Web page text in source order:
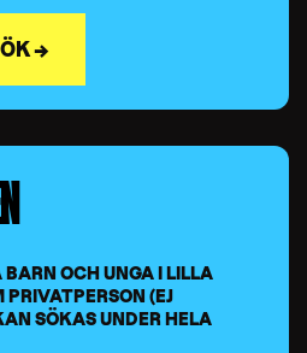
→
OCH UNGA I LILLA
PRIVATPERSON (EJ
SÖKAS UNDER HELA